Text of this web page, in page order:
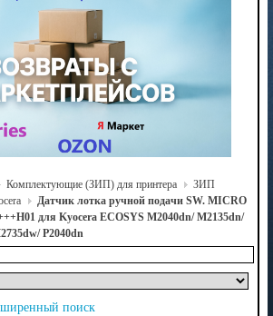
Комплектующие (ЗИП) для принтера
ЗИП
Датчик лотка ручной подачи SW. MICRO
для Kyocera ECOSYS M2040dn/ M2135dn/
P2040dn
поиск